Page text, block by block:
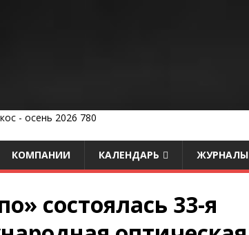
КОМПАНИИ КАЛЕНДАРЬ ЖУРНАЛЫ
состоялась 33-я